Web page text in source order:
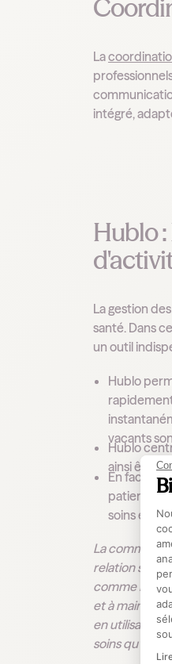
La
intégré,
Hublo
La gestion
santé. Dans
un outil
Hublo
vacants
Hublo
ainsi être
En
patients
soins est
La
relation
comme
et à
en utilisant
soins qu'ils